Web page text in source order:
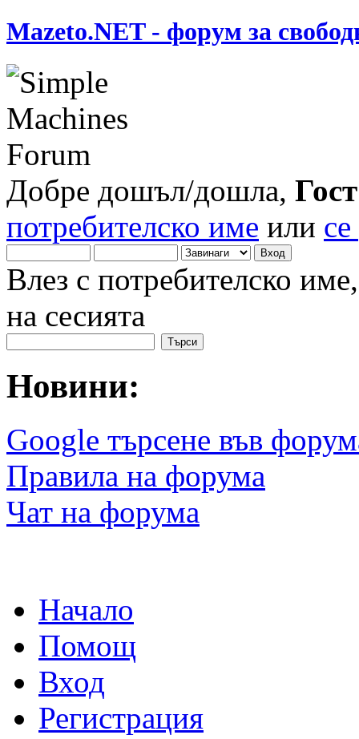
Mazeto.NET - форум за
Добре дошъл/дошла, Гост
потребителско име или
Влез с потребителско
на сесията
Новини:
Google търсене във
Правила на форума
Чат на форума
Начало
Помощ
Вход
Регистрация